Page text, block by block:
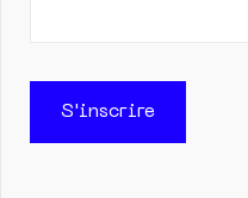
S'inscrire